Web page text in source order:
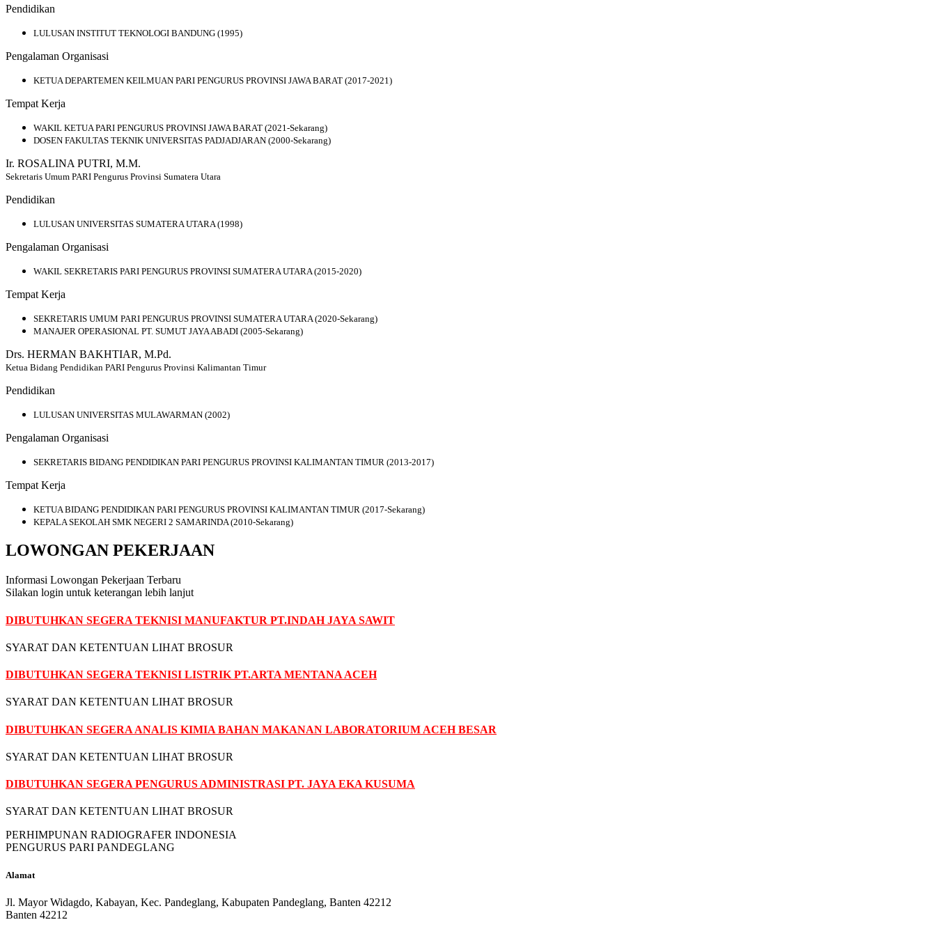
Pendidikan
LULUSAN INSTITUT TEKNOLOGI BANDUNG (1995)
Pengalaman Organisasi
KETUA DEPARTEMEN KEILMUAN PARI PENGURUS PROVINSI JAWA BARAT (2017-2021)
Tempat Kerja
WAKIL KETUA PARI PENGURUS PROVINSI JAWA BARAT (2021-Sekarang)
DOSEN FAKULTAS TEKNIK UNIVERSITAS PADJADJARAN (2000-Sekarang)
Ir. ROSALINA PUTRI, M.M.
Sekretaris Umum PARI Pengurus Provinsi Sumatera Utara
Pendidikan
LULUSAN UNIVERSITAS SUMATERA UTARA (1998)
Pengalaman Organisasi
WAKIL SEKRETARIS PARI PENGURUS PROVINSI SUMATERA UTARA (2015-2020)
Tempat Kerja
SEKRETARIS UMUM PARI PENGURUS PROVINSI SUMATERA UTARA (2020-Sekarang)
MANAJER OPERASIONAL PT. SUMUT JAYA ABADI (2005-Sekarang)
Drs. HERMAN BAKHTIAR, M.Pd.
Ketua Bidang Pendidikan PARI Pengurus Provinsi Kalimantan Timur
Pendidikan
LULUSAN UNIVERSITAS MULAWARMAN (2002)
Pengalaman Organisasi
SEKRETARIS BIDANG PENDIDIKAN PARI PENGURUS PROVINSI KALIMANTAN TIMUR (2013-2017)
Tempat Kerja
KETUA BIDANG PENDIDIKAN PARI PENGURUS PROVINSI KALIMANTAN TIMUR (2017-Sekarang)
KEPALA SEKOLAH SMK NEGERI 2 SAMARINDA (2010-Sekarang)
LOWONGAN PEKERJAAN
Informasi Lowongan Pekerjaan Terbaru
Silakan login untuk keterangan lebih lanjut
DIBUTUHKAN SEGERA TEKNISI MANUFAKTUR PT.INDAH JAYA SAWIT
SYARAT DAN KETENTUAN LIHAT BROSUR
DIBUTUHKAN SEGERA TEKNISI LISTRIK PT.ARTA MENTANA ACEH
SYARAT DAN KETENTUAN LIHAT BROSUR
DIBUTUHKAN SEGERA ANALIS KIMIA BAHAN MAKANAN LABORATORIUM ACEH BESAR
SYARAT DAN KETENTUAN LIHAT BROSUR
DIBUTUHKAN SEGERA PENGURUS ADMINISTRASI PT. JAYA EKA KUSUMA
SYARAT DAN KETENTUAN LIHAT BROSUR
PERHIMPUNAN RADIOGRAFER INDONESIA
PENGURUS PARI PANDEGLANG
Alamat
Jl. Mayor Widagdo, Kabayan, Kec. Pandeglang, Kabupaten Pandeglang, Banten 42212
Banten 42212